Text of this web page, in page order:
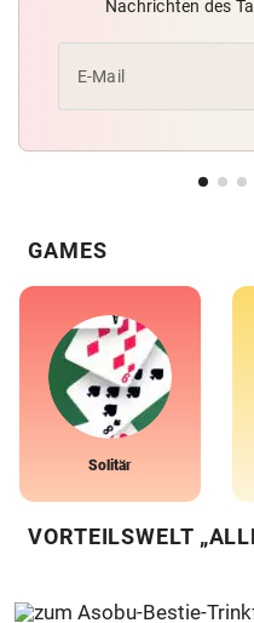
Nachrichten des
E-Mail
GAMES
Solitär
VORTEILSWELT